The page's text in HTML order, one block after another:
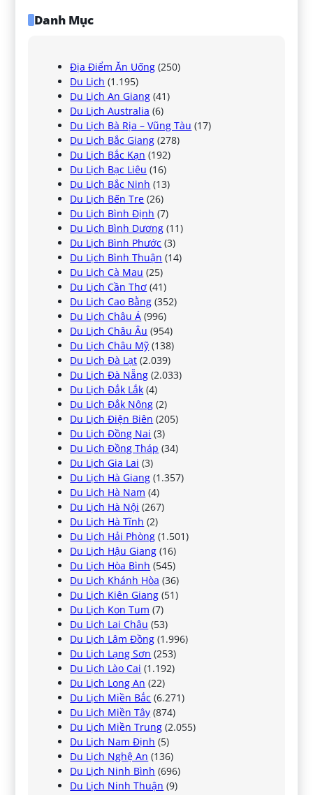
Danh Mục
Địa Điểm Ăn Uống (250)
Du Lịch (1.195)
Du Lịch An Giang (41)
Du Lịch Australia (6)
Du Lịch Bà Rịa – Vũng Tàu (17)
Du Lịch Bắc Giang (278)
Du Lịch Bắc Kạn (192)
Du Lịch Bạc Liêu (16)
Du Lịch Bắc Ninh (13)
Du Lịch Bến Tre (26)
Du Lịch Bình Định (7)
Du Lịch Bình Dương (11)
Du Lịch Bình Phước (3)
Du Lịch Bình Thuận (14)
Du Lịch Cà Mau (25)
Du Lịch Cần Thơ (41)
Du Lịch Cao Bằng (352)
Du Lịch Châu Á (996)
Du Lịch Châu Âu (954)
Du Lịch Châu Mỹ (138)
Du Lịch Đà Lạt (2.039)
Du Lịch Đà Nẵng (2.033)
Du Lịch Đắk Lắk (4)
Du Lịch Đắk Nông (2)
Du Lịch Điện Biên (205)
Du Lịch Đồng Nai (3)
Du Lịch Đồng Tháp (34)
Du Lịch Gia Lai (3)
Du Lịch Hà Giang (1.357)
Du Lịch Hà Nam (4)
Du Lịch Hà Nội (267)
Du Lịch Hà Tĩnh (2)
Du Lịch Hải Phòng (1.501)
Du Lịch Hậu Giang (16)
Du Lịch Hòa Bình (545)
Du Lịch Khánh Hòa (36)
Du Lịch Kiên Giang (51)
Du Lịch Kon Tum (7)
Du Lịch Lai Châu (53)
Du Lịch Lâm Đồng (1.996)
Du Lịch Lạng Sơn (253)
Du Lịch Lào Cai (1.192)
Du Lịch Long An (22)
Du Lịch Miền Bắc (6.271)
Du Lịch Miền Tây (874)
Du Lịch Miền Trung (2.055)
Du Lịch Nam Định (5)
Du Lịch Nghệ An (136)
Du Lịch Ninh Bình (696)
Du Lịch Ninh Thuận (9)